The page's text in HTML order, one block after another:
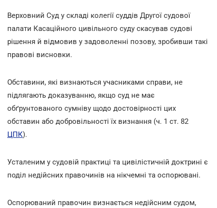
Верховний Суд у складі колегії суддів Другої судової
палати Касаційного цивільного суду скасував судові
рішення й відмовив у задоволенні позову, зробивши такі
правові висновки.
Обставини, які визнаються учасниками справи, не
підлягають доказуванню, якщо суд не має
обґрунтованого сумніву щодо достовірності цих
обставин або добровільності їх визнання (ч. 1 ст. 82
ЦПК).
Усталеним у судовій практиці та цивілістичній доктрині є
поділ недійсних правочинів на нікчемні та оспорювані.
Оспорюваний правочин визнається недійсним судом,